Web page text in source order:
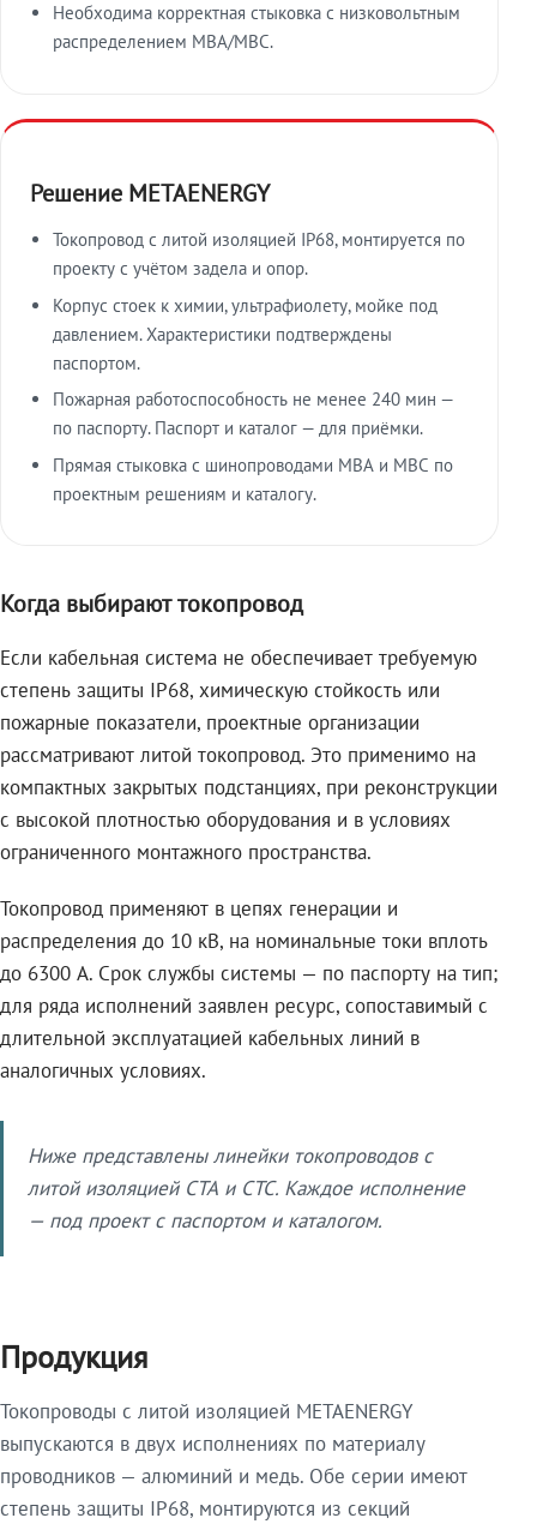
Необходима корректная стыковка с низковольтным
распределением МВА/МВС.
Решение METAENERGY
Токопровод с литой изоляцией IP68, монтируется по
проекту с учётом задела и опор.
Корпус стоек к химии, ультрафиолету, мойке под
давлением. Характеристики подтверждены
паспортом.
Пожарная работоспособность не менее 240 мин —
по паспорту. Паспорт и каталог — для приёмки.
Прямая стыковка с шинопроводами МВА и МВС по
проектным решениям и каталогу.
Когда выбирают токопровод
Если кабельная система не обеспечивает требуемую
степень защиты IP68, химическую стойкость или
пожарные показатели, проектные организации
рассматривают литой токопровод. Это применимо на
компактных закрытых подстанциях, при реконструкции
с высокой плотностью оборудования и в условиях
ограниченного монтажного пространства.
Токопровод применяют в цепях генерации и
распределения до 10 кВ, на номинальные токи вплоть
до 6300 А. Срок службы системы — по паспорту на тип;
для ряда исполнений заявлен ресурс, сопоставимый с
длительной эксплуатацией кабельных линий в
аналогичных условиях.
Ниже представлены линейки токопроводов с
литой изоляцией СТА и СТС. Каждое исполнение
— под проект с паспортом и каталогом.
Продукция
Токопроводы с литой изоляцией METAENERGY
выпускаются в двух исполнениях по материалу
проводников — алюминий и медь. Обе серии имеют
степень защиты IP68, монтируются из секций